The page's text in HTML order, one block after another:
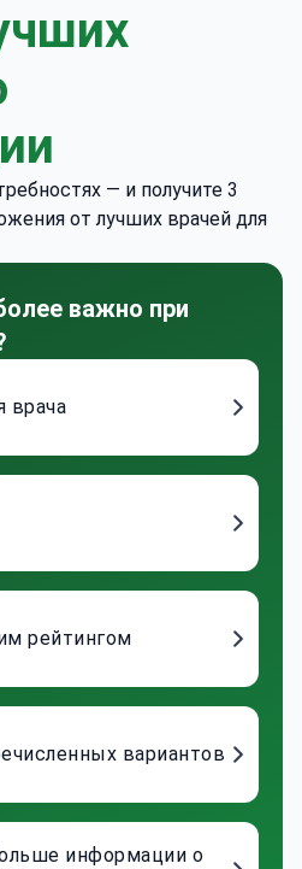
— и получите 3
от лучших врачей для
важно при
врача
рейтингом
вариантов
информации о